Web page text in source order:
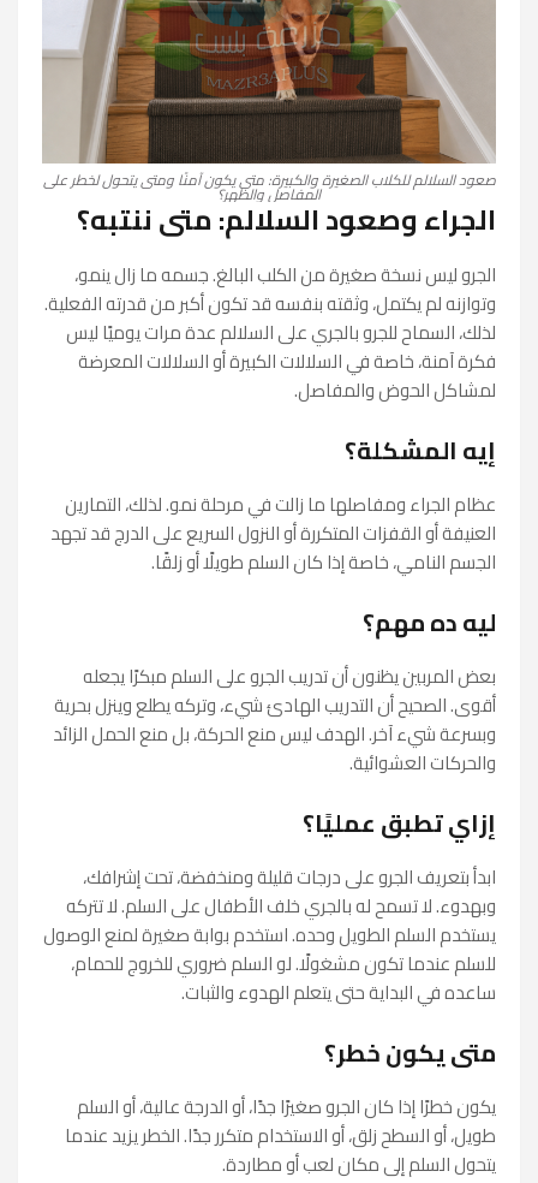
صعود السلالم للكلاب الصغيرة والكبيرة: متى يكون آمنًا ومتى يتحول لخطر على
المفاصل والظهر؟
الجراء وصعود السلالم: متى ننتبه؟
الجرو ليس نسخة صغيرة من الكلب البالغ. جسمه ما زال ينمو،
وتوازنه لم يكتمل، وثقته بنفسه قد تكون أكبر من قدرته الفعلية.
لذلك، السماح للجرو بالجري على السلالم عدة مرات يوميًا ليس
فكرة آمنة، خاصة في السلالات الكبيرة أو السلالات المعرضة
لمشاكل الحوض والمفاصل.
إيه المشكلة؟
عظام الجراء ومفاصلها ما زالت في مرحلة نمو. لذلك، التمارين
العنيفة أو القفزات المتكررة أو النزول السريع على الدرج قد تجهد
الجسم النامي، خاصة إذا كان السلم طويلًا أو زلقًا.
ليه ده مهم؟
بعض المربين يظنون أن تدريب الجرو على السلم مبكرًا يجعله
أقوى. الصحيح أن التدريب الهادئ شيء، وتركه يطلع وينزل بحرية
وبسرعة شيء آخر. الهدف ليس منع الحركة، بل منع الحمل الزائد
والحركات العشوائية.
إزاي تطبق عمليًا؟
ابدأ بتعريف الجرو على درجات قليلة ومنخفضة، تحت إشرافك،
وبهدوء. لا تسمح له بالجري خلف الأطفال على السلم. لا تتركه
يستخدم السلم الطويل وحده. استخدم بوابة صغيرة لمنع الوصول
للسلم عندما تكون مشغولًا. لو السلم ضروري للخروج للحمام،
ساعده في البداية حتى يتعلم الهدوء والثبات.
متى يكون خطر؟
يكون خطرًا إذا كان الجرو صغيرًا جدًا، أو الدرجة عالية، أو السلم
طويل، أو السطح زلق، أو الاستخدام متكرر جدًا. الخطر يزيد عندما
يتحول السلم إلى مكان لعب أو مطاردة.